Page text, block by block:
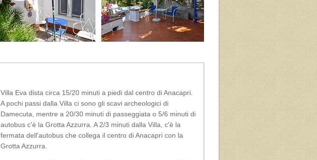
Villa Eva dista circa 15/20 minuti a piedi dal centro di Anacapri
A pochi passi dalla Villa ci sono gli scavi archeologici di
Damecuta , mentre a 20/30 minuti di passeggiata o 5/6 minuti di
autobus c'è la Grotta Azzurra . A 2/3 minuti dalla Villa, c'è la
fermata dell'autobus che collega il centro di Anacapri con la
Grotta Azzurra.